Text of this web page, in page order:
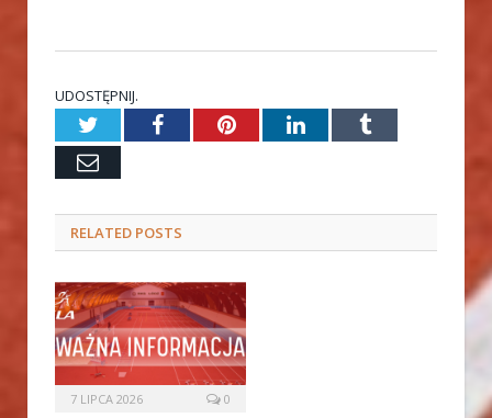
UDOSTĘPNIJ.
TwitterFacebookPinterestLinkedInTumblr
Email
RELATED POSTS
7 LIPCA 2026 0